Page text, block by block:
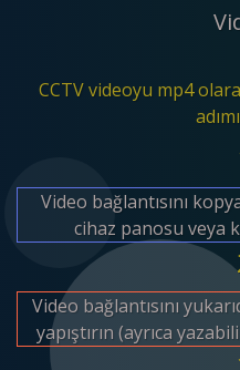
CCTV videoyu mp4
Video bağlantısını
cihaz panosu veya
Video bağlantısını
yapıştırın (ayrıca